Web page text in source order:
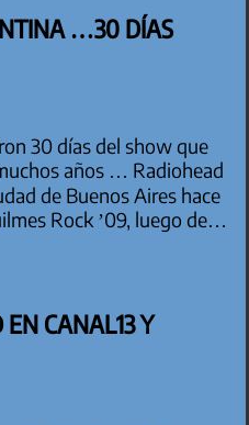
…30 DÍAS
30 días del show que
años … Radiohead
de Buenos Aires hace
Rock ’09, luego de…
CANAL13 Y